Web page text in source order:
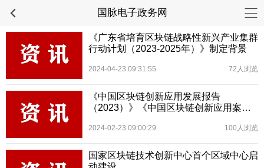
国脉电子政务网
《广东省培育区块链战略性新兴产业集群
行动计划（2023-2025年）》制定背景
2024-04-23 09:31:55 72人浏览
《中国区块链创新应用发展报告
（2023）》《中国区块链创新应用案例
2024-02-23 09:00:29 100人浏览
国家区块链技术创新中心首个区域中心启